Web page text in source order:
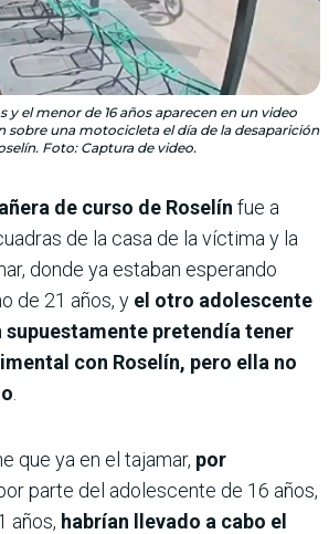
y el menor de 16 años aparecen en un video
sobre una motocicleta el día de la desaparición
Foto: Captura de video.
de curso de Roselín fue a
de la casa de la víctima y la
donde ya estaban esperando
de 21 años, y el otro adolescente
supuestamente pretendía tener
con Roselín, pero ella no
que ya en el tajamar, por
parte del adolescente de 16 años,
años, habrían llevado a cabo el